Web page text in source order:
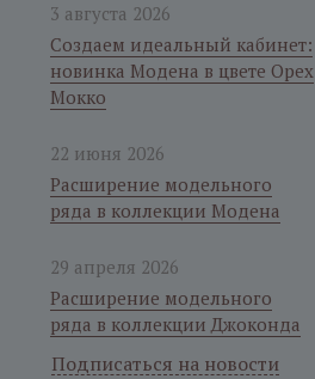
3 августа 2026
Создаем идеальный кабинет:
новинка Модена в цвете Орех
Мокко
22 июня 2026
Расширение модельного
ряда в коллекции Модена
29 апреля 2026
Расширение модельного
ряда в коллекции Джоконда
Подписаться на новости